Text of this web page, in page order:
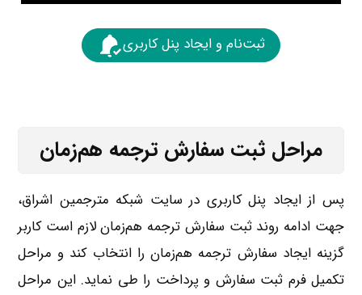
ثبت‌نام و ایجاد پنل کاربری
مراحل ثبت سفارش ترجمه هم‌زمان
پس از ایجاد پنل کاربری در سایت شبکه مترجمین اشراق،
جهت ادامه روند ثبت سفارش ترجمه هم‌زمان لازم است کاربر
گزینه ایجاد سفارش ترجمه هم‌زمان را انتخاب کند و مراحل
تکمیل فرم ثبت سفارش و پرداخت را طی نماید. این مراحل